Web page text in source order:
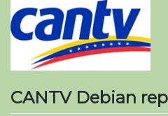
CANTV Debian